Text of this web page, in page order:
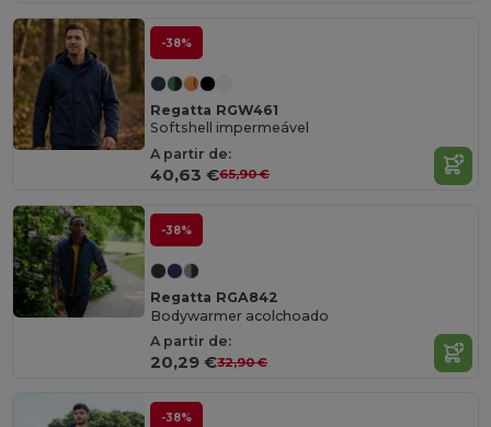
-38%
Regatta RGW461
Softshell impermeável
A partir de:
40,63 €65,90 €
-38%
Regatta RGA842
Bodywarmer acolchoado
A partir de:
20,29 €32,90 €
-38%